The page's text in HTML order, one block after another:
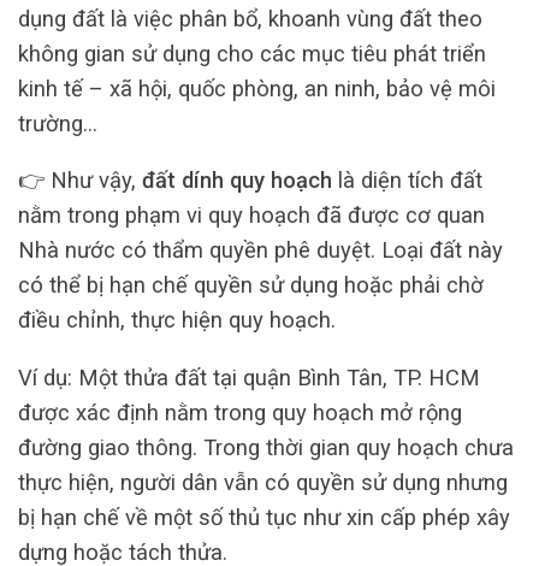
dụng đất là việc phân bổ, khoanh vùng đất theo
không gian sử dụng cho các mục tiêu phát triển
kinh tế – xã hội, quốc phòng, an ninh, bảo vệ môi
trường…
👉 Như vậy, đất dính quy hoạch là diện tích đất
nằm trong phạm vi quy hoạch đã được cơ quan
Nhà nước có thẩm quyền phê duyệt. Loại đất này
có thể bị hạn chế quyền sử dụng hoặc phải chờ
điều chỉnh, thực hiện quy hoạch.
Ví dụ: Một thửa đất tại quận Bình Tân, TP. HCM
được xác định nằm trong quy hoạch mở rộng
đường giao thông. Trong thời gian quy hoạch chưa
thực hiện, người dân vẫn có quyền sử dụng nhưng
bị hạn chế về một số thủ tục như xin cấp phép xây
dựng hoặc tách thửa.